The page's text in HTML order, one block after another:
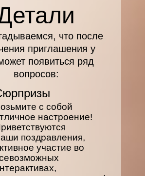
что после
приглашения у
появиться ряд
вопросов:
с собой
настроение!
поздравления,
участие во